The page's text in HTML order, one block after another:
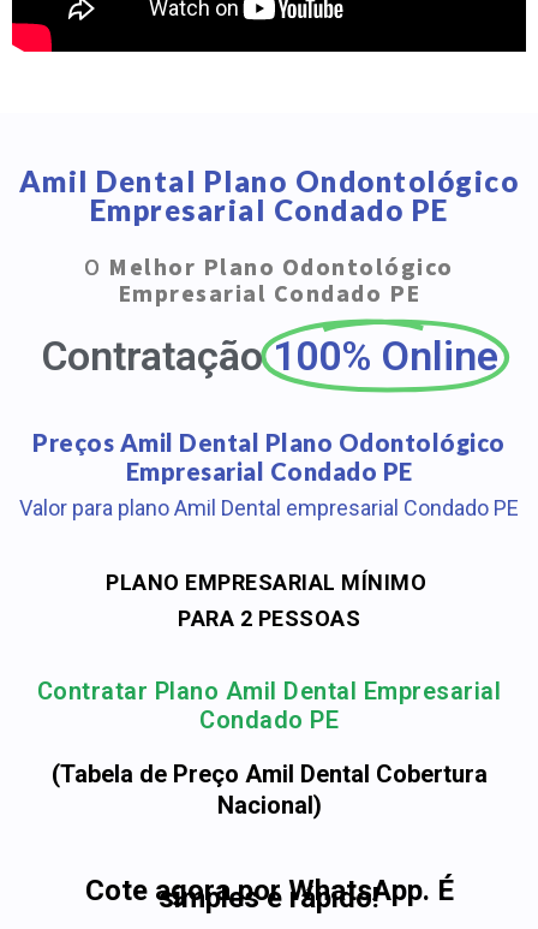
Amil Dental Plano Ondontológico
Empresarial Condado PE
O Melhor Plano Odontológico
Empresarial Condado PE
Contratação 100% Online
Preços Amil Dental Plano Odontológico
Empresarial Condado PE
Valor para plano Amil Dental empresarial Condado PE
PLANO EMPRESARIAL MÍNIMO
PARA 2 PESSOAS
Contratar Plano Amil Dental Empresarial
Condado PE
(Tabela de Preço Amil Dental Cobertura
Nacional)
Cote agora por WhatsApp. É
simples e rápido!